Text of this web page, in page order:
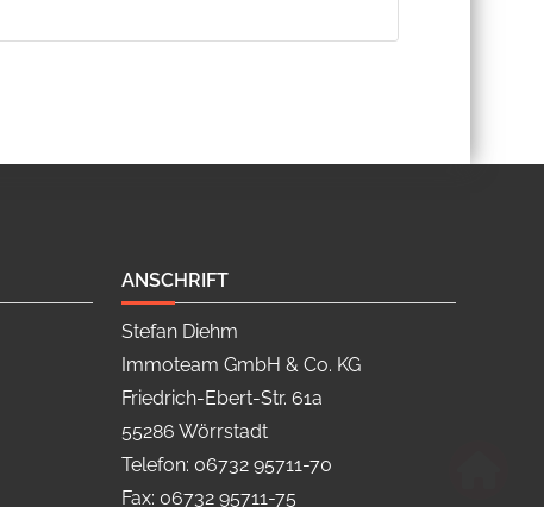
ANSCHRIFT
Stefan Diehm
Immoteam GmbH & Co. KG
Friedrich-Ebert-Str. 61a
55286 Wörrstadt
Telefon: 06732 95711-70
Fax: 06732 95711-75